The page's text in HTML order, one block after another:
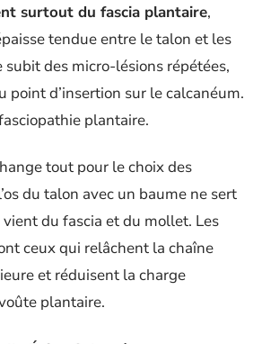
surtout du fascia plantaire,
tendue entre le talon et les
des micro-lésions répétées,
point d’insertion sur le calcanéum.
plantaire.
tout pour le choix des
du talon avec un baume ne sert
du fascia et du mollet. Les
ceux qui relâchent la chaîne
et réduisent la charge
plantaire.